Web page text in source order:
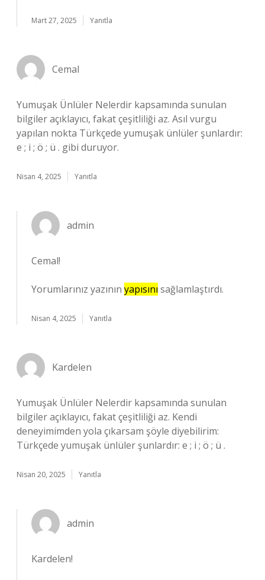
Mart 27, 2025 Yanıtla
Cemal
Yumuşak Ünlüler Nelerdir kapsamında sunulan
bilgiler açıklayıcı, fakat çeşitliliği az. Asıl vurgu
yapılan nokta Türkçede yumuşak ünlüler şunlardır:
e ; i ; ö ; ü . gibi duruyor.
Nisan 4, 2025 Yanıtla
admin
Cemal!
Yorumlarınız yazının yapısını sağlamlaştırdı.
Nisan 4, 2025 Yanıtla
Kardelen
Yumuşak Ünlüler Nelerdir kapsamında sunulan
bilgiler açıklayıcı, fakat çeşitliliği az. Kendi
deneyimimden yola çıkarsam şöyle diyebilirim:
Türkçede yumuşak ünlüler şunlardır: e ; i ; ö ; ü .
Nisan 20, 2025 Yanıtla
admin
Kardelen!